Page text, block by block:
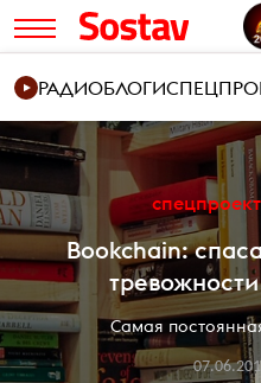
РАДИОБЛОГИ
спецпроект
Bookchain:
Самая